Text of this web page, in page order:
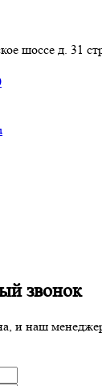
шоссе д. 31
звонок
и наш